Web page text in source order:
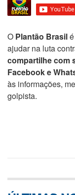
O Plantão Brasil
ajudar na luta
compartilhe com
Facebook e
às informações,
golpista.